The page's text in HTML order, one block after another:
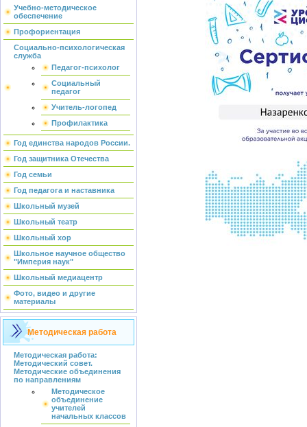
Учебно-методическое
обеспечение
Профориентация
Социально-психологическая
служба
Педагог-психолог
Социальный
педагог
Учитель-логопед
Профилактика
Год единства народов России.
Год защитника Отечества
Год семьи
Год педагога и наставника
Школьный музей
Школьный театр
Школьный хор
Школьное научное общество
"Империя наук"
Школьный медиацентр
Фото, видео и другие
материалы
Методическая работа
Методическая работа:
Методический совет.
Методические объединения
по направлениям
Методическое
объединение
учителей
начальных классов